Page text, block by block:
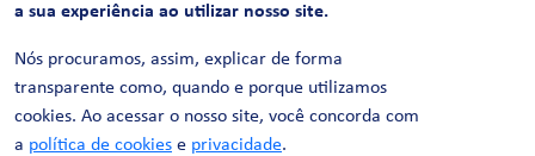
CERTIFICAÇÕES
a sua experiência ao utilizar nosso site.
Nós procuramos, assim, explicar de forma
transparente como, quando e porque utilizamos
cookies. Ao acessar o nosso site, você concorda com
a política de cookies e privacidade.